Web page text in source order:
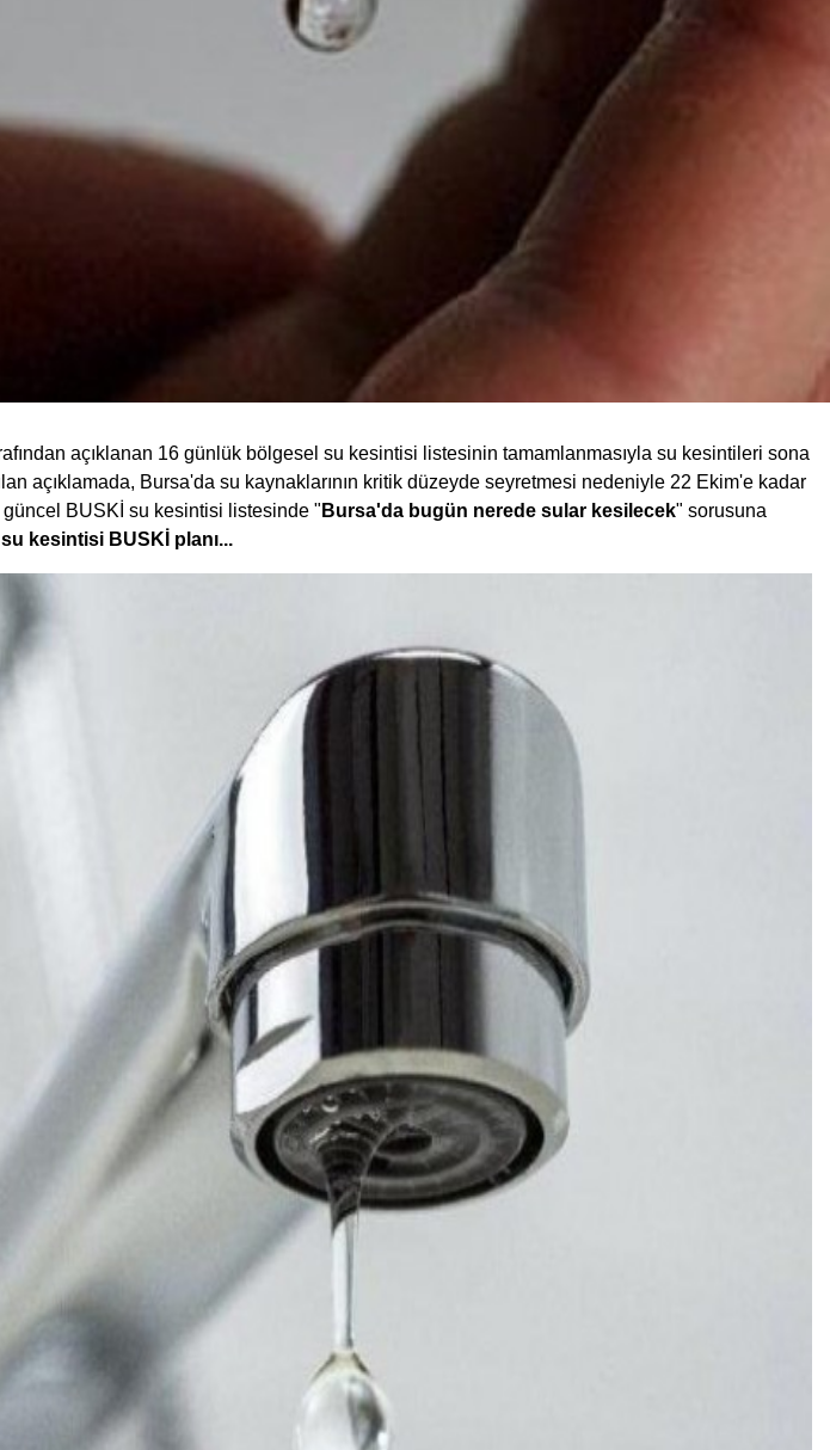
açıklanan 16 günlük bölgesel su kesintisi listesinin tamamlanmasıyla su kesintileri sona
açıklamada, Bursa'da su kaynaklarının kritik düzeyde seyretmesi nedeniyle 22 Ekim'e kadar
BUSKİ su kesintisi listesinde " Bursa'da bugün nerede sular kesilecek" sorusuna
kesintisi BUSKİ planı...